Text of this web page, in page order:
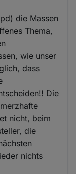
die Massen
Thema,
wie unser
dass
Die
nicht, beim
die
nichts